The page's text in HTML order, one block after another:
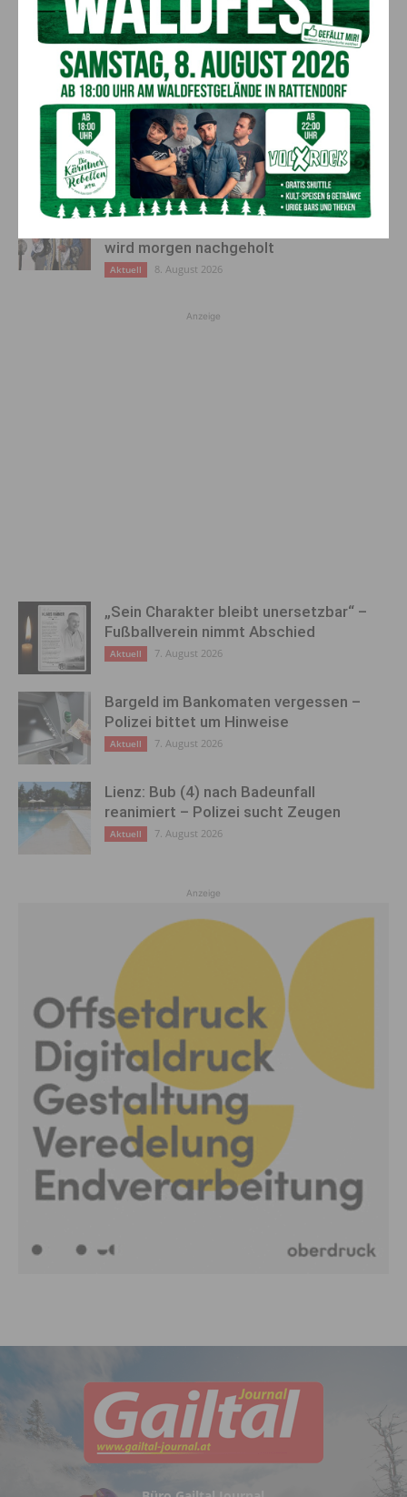
Ein langes Leben ging zu Ende: Anna
Stulier im 106. Lebensjahr verstorben
Aktuell 8. August 2026
Ehrung für 50 Jahre Chorleitung:
Kärntner Lorbeer in Gold für Herwig
Schwarz
Aktuell 8. August 2026
„Paolo Santonino“ wird heute gespielt –
wird morgen nachgeholt
Aktuell 8. August 2026
Anzeige
„Sein Charakter bleibt unersetzbar“ –
Fußballverein nimmt Abschied
Aktuell 7. August 2026
Bargeld im Bankomaten vergessen –
Polizei bittet um Hinweise
Aktuell 7. August 2026
Lienz: Bub (4) nach Badeunfall
reanimiert – Polizei sucht Zeugen
Aktuell 7. August 2026
Anzeige